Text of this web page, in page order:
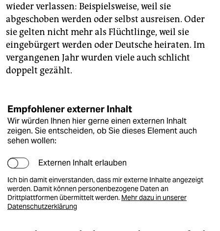
wieder verlassen: Beispielsweise, weil sie
abgeschoben werden oder selbst ausreisen. Oder
sie gelten nicht mehr als Flüchtlinge, weil sie
eingebürgert werden oder Deutsche heiraten. Im
vergangenen Jahr wurden viele auch schlicht
doppelt gezählt.
Empfohlener externer Inhalt
Wir würden Ihnen hier gerne einen externen Inhalt
zeigen. Sie entscheiden, ob Sie dieses Element auch
sehen wollen:
Externen Inhalt erlauben
Ich bin damit einverstanden, dass mir externe Inhalte angezeigt
werden. Damit können personenbezogene Daten an
Drittplattformen übermittelt werden. Mehr dazu in unserer
Datenschutzerklärung